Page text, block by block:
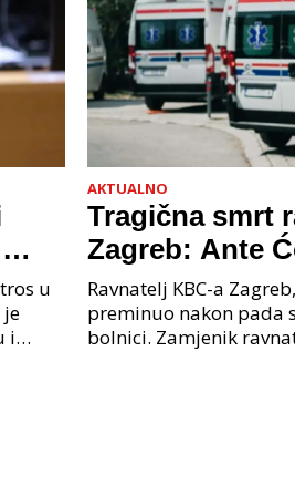
u
je
i
AKTUALNO
Tragična smrt
Zagreb: Ante
nakon pada u
mjestu
Ravnatelj KBC-a
preminuo nakon pada
bolnici. Zamjenik